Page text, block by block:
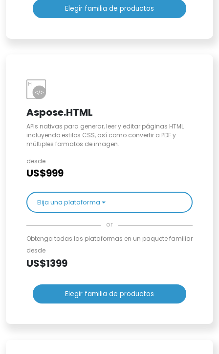
Elegir familia de productos
Aspose.HTML
APIs nativas para generar, leer y editar páginas HTML
incluyendo estilos CSS, así como convertir a PDF y
múltiples formatos de imagen.
desde
US$999
Elija una plataforma
or
Obtenga todas las plataformas en un paquete familiar
desde
US$1399
Elegir familia de productos